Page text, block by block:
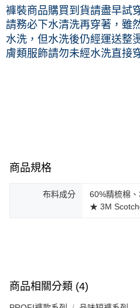
褲裝商品購買到貨請盡早試
請務必下水清洗再穿著，雖
水洗，但水洗後仍經運送整
膚類服飾請勿未經水洗直接
商品規格
布料成分
60%精梳棉
★ 3M
商品相關分類 (4)